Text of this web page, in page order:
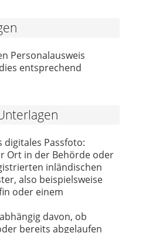
Personalausweis
entsprechend
digitales Passfoto:
Ort in der Behörde oder
inländischen
also beispielsweise
oder einem
davon, ob
bereits abgelaufen